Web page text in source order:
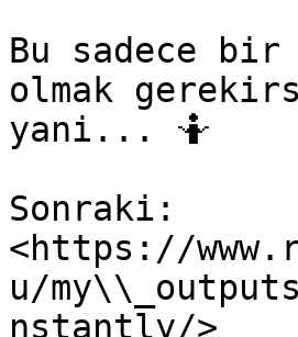
Bu sadece
olmak
yani... 🤷
Sonraki:
<https://
u/
nstantly/>